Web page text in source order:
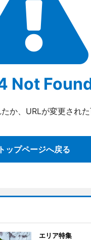
Not
か、URLが変更された
ップページへ戻る
エリア特集